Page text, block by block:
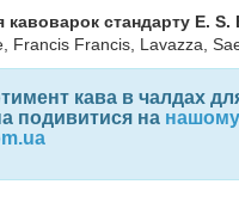
кавоварок стандарту E. S.
Francis Francis, Lavazza,
кава в чалдах
подивитися на нашому